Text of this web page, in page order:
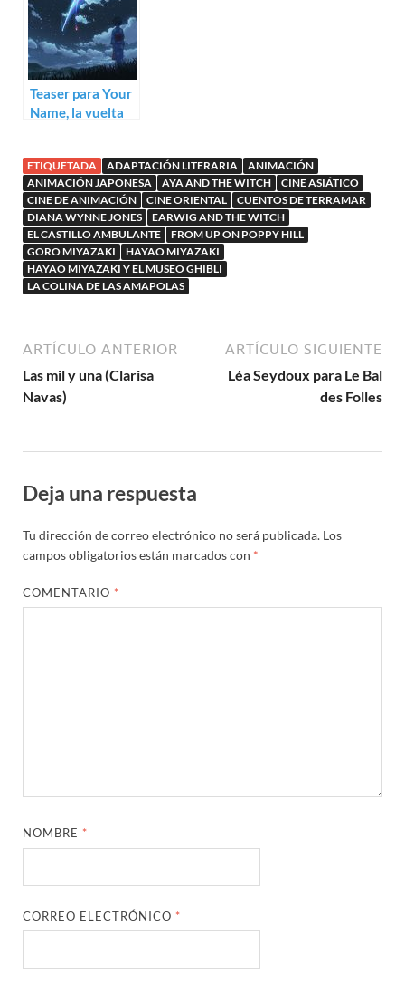
Teaser para Your
Name, la vuelta
ETIQUETADA ADAPTACIÓN LITERARIA
ANIMACIÓN
ANIMACIÓN JAPONESA
AYA AND THE WITCH
CINE ASIÁTICO
CINE DE ANIMACIÓN
CINE ORIENTAL
CUENTOS DE TERRAMAR
DIANA WYNNE JONES
EARWIG AND THE WITCH
EL CASTILLO AMBULANTE
FROM UP ON POPPY HILL
GORO MIYAZAKI
HAYAO MIYAZAKI
HAYAO MIYAZAKI Y EL MUSEO GHIBLI
LA COLINA DE LAS AMAPOLAS
ARTÍCULO ANTERIOR
Las mil y una (Clarisa
Navas)
ARTÍCULO SIGUIENTE
Léa Seydoux para Le Bal
des Folles
Deja una respuesta
Tu dirección de correo electrónico no será publicada. Los
campos obligatorios están marcados con *
COMENTARIO *
NOMBRE *
CORREO ELECTRÓNICO *